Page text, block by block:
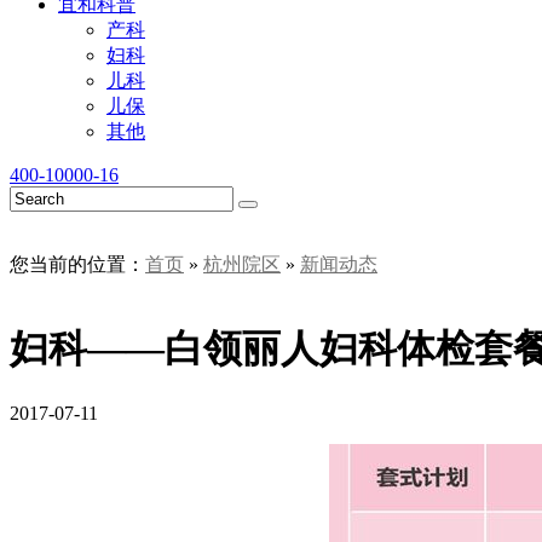
宜和科普
产科
妇科
儿科
儿保
其他
400-10000-16
您当前的位置： 首页 » 杭州院区 » 新闻动态
妇科——白领丽人妇科体检套
2017-07-11